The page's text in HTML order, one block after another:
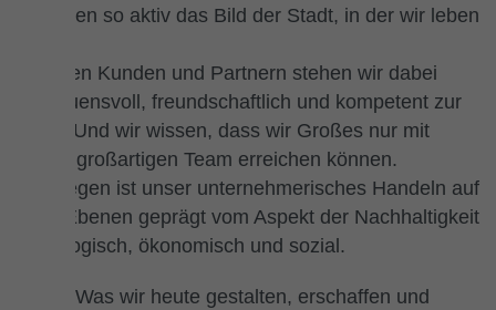
gestalten so aktiv das Bild der Stadt, in der wir leben
Unseren Kunden und Partnern stehen wir dabei
vertrauensvoll, freundschaftlich und kompetent zur
Seite. Und wir wissen, dass wir Großes nur mit
einem großartigen Team erreichen können.
Deswegen ist unser unternehmerisches Handeln auf
allen Ebenen geprägt vom Aspekt der Nachhaltigkeit
– ökologisch, ökonomisch und sozial.
Denn: Was wir heute gestalten, erschaffen und